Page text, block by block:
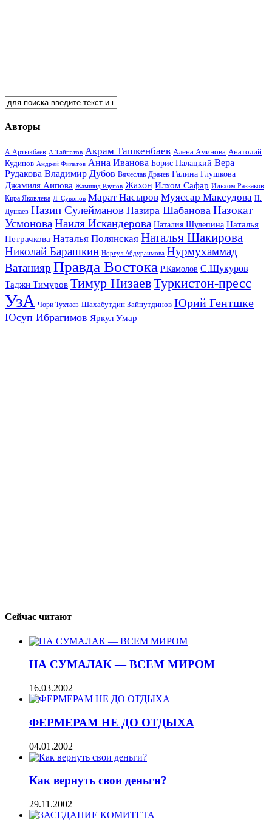
Авторы
А.Артыкбаев А.Тайпатов Акрам Ташкенбаев Алена Аминова Анатолий
Кудинов Андрей Филатов Анна Иванова Борис Палацкий Вера
Рудакова Владимир Дубов Вячеслав Драчев Галина Глушкова
Джамиля Аипова Жамшид Раупов Жахон Илхом Сафар Ильхом Раззаков
Кира Яковлева Л. Сувонов Марат Насыров Муяссар Максудова Н.
Душаев Назип Сулейманов Назира Шабанова Назокат
УсмоноваНаиля Искандерова Наталия Шулепина Наталья
Петрачкова Наталья Полянская Наталья Шакирова
Николай Барашкин Норгул Абдураимова Нурмухаммад
Ватанияр Правда Востока Р.Камолов С.Шукуров
Таджи Тимуров Тимур НизаевТуркистон-пресс
УзА Чори Тухтаев Шахабутдин Зайнутдинов Юрий Гентшке
Юсуп Ибрагимов Яркул Умар
Сейчас читают
НА СУМАЛАК — ВСЕМ МИРОМ
16.03.2002
ФЕРМЕРАМ НЕ ДО ОТДЫХА
04.01.2002
Как вернуть свои деньги?
29.11.2002